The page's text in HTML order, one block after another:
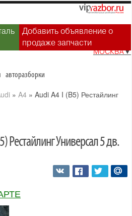
Добавить объявление о
продаже запчасти
МОСКВА▼
авторазборки
» A4 » Audi A4 I (B5) Рестайлинг
Рестайлинг Универсал 5 дв.